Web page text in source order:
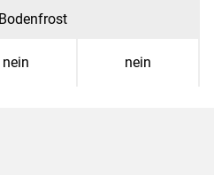
Bodenfrost
nein nein